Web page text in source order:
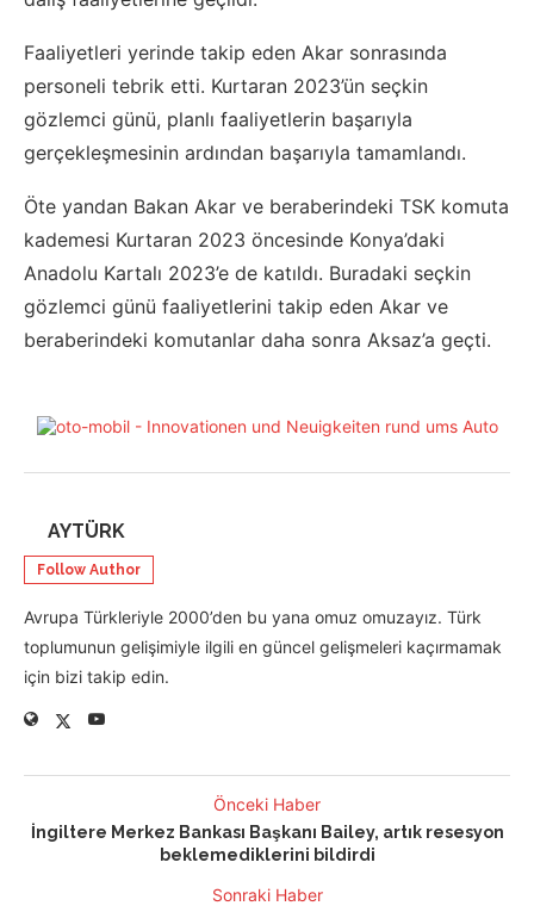
Faaliyetleri yerinde takip eden Akar sonrasında
personeli tebrik etti. Kurtaran 2023’ün seçkin
gözlemci günü, planlı faaliyetlerin başarıyla
gerçekleşmesinin ardından başarıyla tamamlandı.
Öte yandan Bakan Akar ve beraberindeki TSK komuta
kademesi Kurtaran 2023 öncesinde Konya’daki
Anadolu Kartalı 2023’e de katıldı. Buradaki seçkin
gözlemci günü faaliyetlerini takip eden Akar ve
beraberindeki komutanlar daha sonra Aksaz’a geçti.
AYTÜRK
Follow Author
Avrupa Türkleriyle 2000’den bu yana omuz omuzayız. Türk
toplumunun gelişimiyle ilgili en güncel gelişmeleri kaçırmamak
için bizi takip edin.
Önceki Haber
İngiltere Merkez Bankası Başkanı Bailey, artık resesyon
beklemediklerini bildirdi
Sonraki Haber